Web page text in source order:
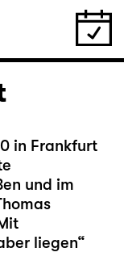
in Frankfurt
und im
liegen“